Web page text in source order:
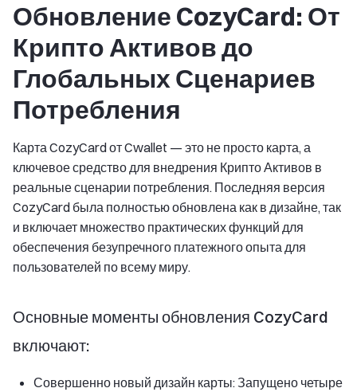
Обновление CozyCard: От
Крипто Активов до
Глобальных Сценариев
Потребления
Карта CozyCard от Cwallet — это не просто карта, а
ключевое средство для внедрения Крипто Активов в
реальные сценарии потребления. Последняя версия
CozyCard была полностью обновлена как в дизайне, так
и включает множество практических функций для
обеспечения безупречного платежного опыта для
пользователей по всему миру.
Основные моменты обновления CozyCard
включают:
Совершенно новый дизайн карты: Запущено четыре